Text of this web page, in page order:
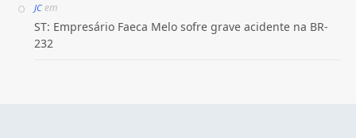
JCem
ST: Empresário Faeca Melo sofre grave acidente na BR-
232